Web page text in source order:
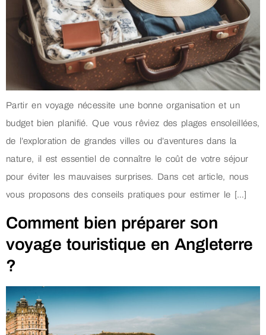
Partir en voyage nécessite une bonne organisation et un
budget bien planifié. Que vous rêviez des plages ensoleillées,
de l’exploration de grandes villes ou d’aventures dans la
nature, il est essentiel de connaître le coût de votre séjour
pour éviter les mauvaises surprises. Dans cet article, nous
vous proposons des conseils pratiques pour estimer le […]
Comment bien préparer son
voyage touristique en Angleterre
?